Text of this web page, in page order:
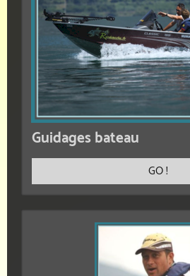
Guidages bateau
GO !